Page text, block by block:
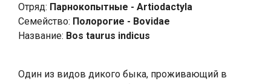
Отряд: Парнокопытные - Artiodactyla
Семейство: Полорогие - Bovidae
Название: Bos taurus indicus
Один из видов дикого быка, проживающий в